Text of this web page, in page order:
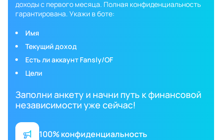
доходы с первого месяца. Полная конфиденциальность
гарантирована. Укажи в боте:
Имя
Текущий доход
Есть ли аккаунт Fansly/OF
Цели
Заполни анкету и начни путь к финансовой
независимости уже сейчас!
100% конфиденциальность